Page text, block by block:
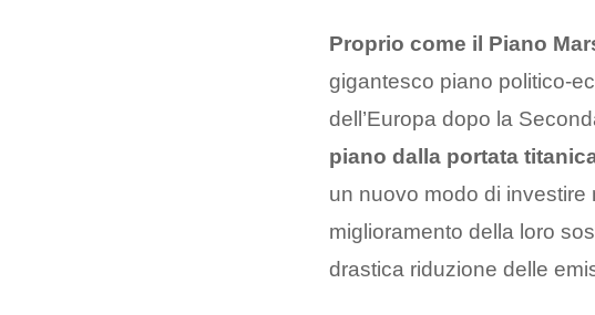
Proprio come il Piano
gigantesco piano politico-
dell’Europa dopo la
piano dalla portata
un nuovo modo di
miglioramento della loro
drastica riduzione delle